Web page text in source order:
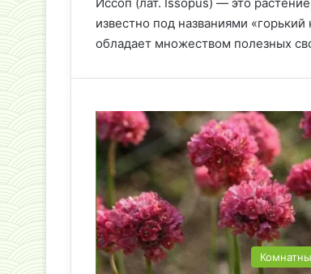
известно под названиями
обладает множеством полезных